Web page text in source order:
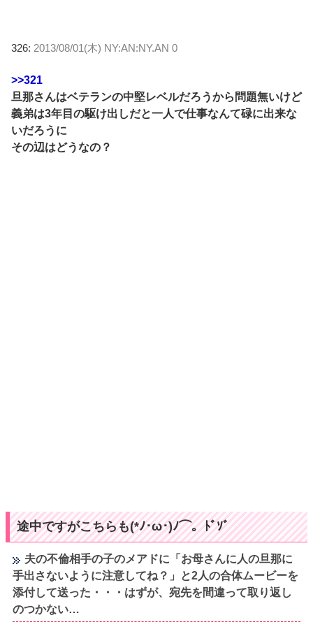
326: 2013/08/01(木) NY:AN:NY.AN 0
>>321
旦那さんはベテランの中堅レベルだろうから問題無いけど
義弟は3年目の駆け出しだと一人で仕事なんて碌に出来な
いだろうに
その辺はどうなの？
途中ですがこちらも(*ﾉ･ω･)ﾉ⌒。ﾄﾞｿﾞ
夫の不倫相手の子のメアドに「お母さんに人の旦那に
手出さないように注意してね？」と2人の合体ムービーを
添付して送った・・・はずが、宛先を間違って取り返し
のつかない…